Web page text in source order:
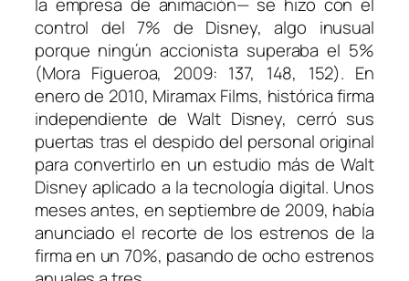
la empresa de animación— se hizo con el
control del 7% de Disney, algo inusual
porque ningún accionista superaba el 5%
(Mora Figueroa, 2009: 137, 148, 152). En
enero de 2010, Miramax Films, histórica firma
independiente de Walt Disney, cerró sus
puertas tras el despido del personal original
para convertirlo en un estudio más de Walt
Disney aplicado a la tecnología digital. Unos
meses antes, en septiembre de 2009, había
anunciado el recorte de los estrenos de la
firma en un 70%, pasando de ocho estrenos